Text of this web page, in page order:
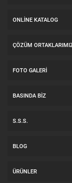
ONLINE KATALOG
ÇÖZÜM
FOTO GALERI
BASINDA BIZ
S.S.S.
BLOG
ÜRÜNLER